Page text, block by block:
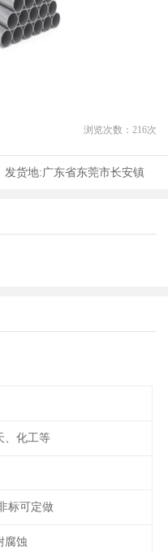
浏览次数： 216次
发货地:广东省东莞市长安镇
、化工等
标可定做
腐蚀